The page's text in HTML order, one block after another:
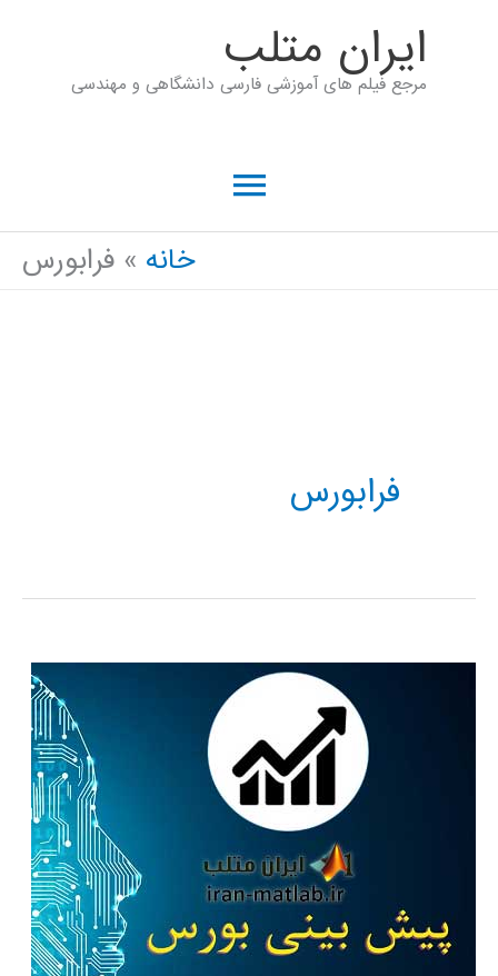
ايران متلب
مرجع فیلم های آموزشی فارسی دانشگاهی و مهندسی
فهرست
اصلیخانه فرابورس
فرابورس